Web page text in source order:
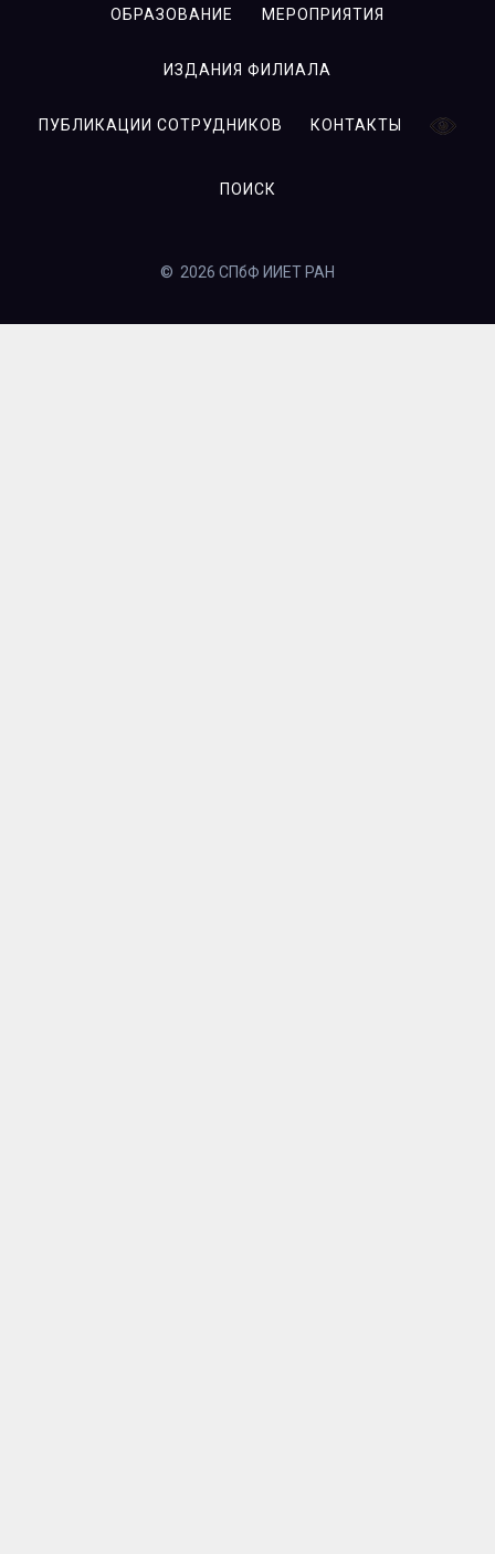
ОБРАЗОВАНИЕ МЕРОПРИЯТИЯ
ИЗДАНИЯ ФИЛИАЛА
ПУБЛИКАЦИИ СОТРУДНИКОВ КОНТАКТЫ
ПОИСК
© 2026 СПбФ ИИЕТ РАН